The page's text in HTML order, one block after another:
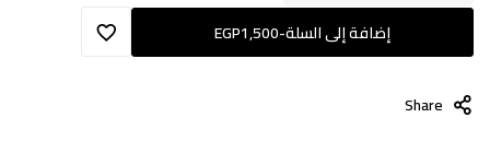
إضافة إلى السلة-
EGP1,500
Share